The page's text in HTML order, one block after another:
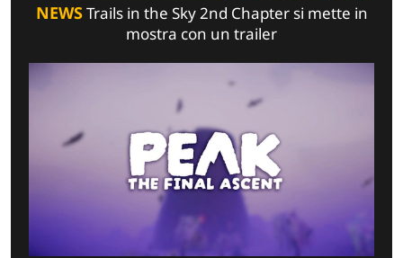
NEWSTrails in the Sky 2nd Chapter si mette in
mostra con un trailer